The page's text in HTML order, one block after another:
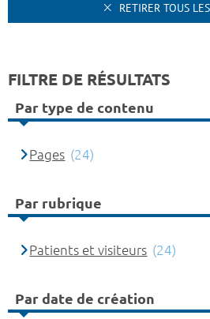
RETIRER TOUS
FILTRE DE RÉSULTATS
Par type de contenu
Pages (24)
Par rubrique
Patients et visiteurs (24)
Par date de création